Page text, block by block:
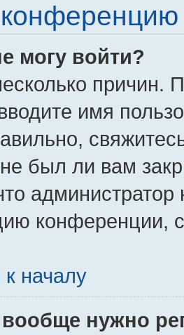
могу войти?
причин.
имя
был ли вам
администратор
конференции,
началу
нужно